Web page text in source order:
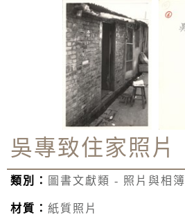
吳專致住家照片
類別： 圖書文獻類 - 照片與相簿
材質： 紙質照片